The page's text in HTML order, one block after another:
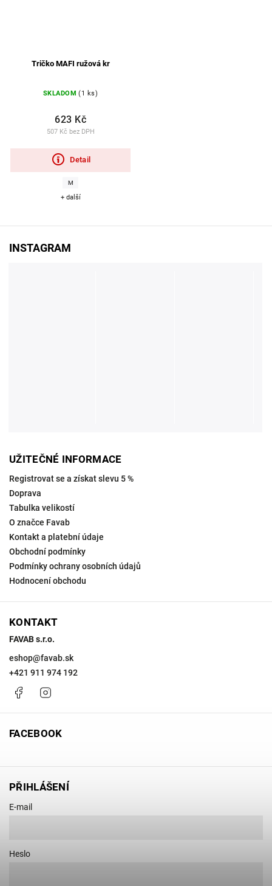
Tričko MAFI ružová kr
SKLADOM (1 ks)
507 Kč bez DPH
623 Kč
Detail
M
+ další
UŽITEČNÉ INFORMACE
Registrovat se a získat slevu 5 %
Doprava
Tabulka velikostí
O značce Favab
Kontakt a platební údaje
Obchodní podmínky
Podmínky ochrany osobních údajů
Hodnocení obchodu
KONTAKT
FAVAB s.r.o.
eshop@favab.sk
+421 911 974 192
Facebook
FACEBOOK
INSTAGRAM
PŘIHLÁŠENÍ
E-mail
Heslo